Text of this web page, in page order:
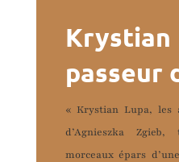
Krystian
passeur
« Krystian Lupa, les
d’Agnieszka
morceaux épars